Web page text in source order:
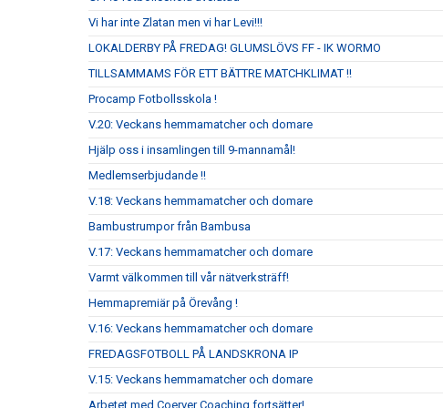
Vi har inte Zlatan men vi har Levi!!!
LOKALDERBY PÅ FREDAG! GLUMSLÖVS FF - IK WORMO
TILLSAMMAMS FÖR ETT BÄTTRE MATCHKLIMAT !!
Procamp Fotbollsskola !
V.20: Veckans hemmamatcher och domare
Hjälp oss i insamlingen till 9-mannamål!
Medlemserbjudande !!
V.18: Veckans hemmamatcher och domare
Bambustrumpor från Bambusa
V.17: Veckans hemmamatcher och domare
Varmt välkommen till vår nätverksträff!
Hemmapremiär på Örevång !
V.16: Veckans hemmamatcher och domare
FREDAGSFOTBOLL PÅ LANDSKRONA IP
V.15: Veckans hemmamatcher och domare
Arbetet med Coerver Coaching fortsätter!